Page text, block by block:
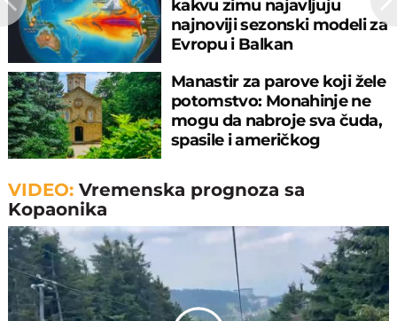
kakvu zimu najavljuju
najnoviji sezonski modeli za
Evropu i Balkan
Manastir za parove koji žele
potomstvo: Monahinje ne
mogu da nabroje sva čuda,
spasile i američkog
VIDEO:Vremenska prognoza sa
Kopaonika